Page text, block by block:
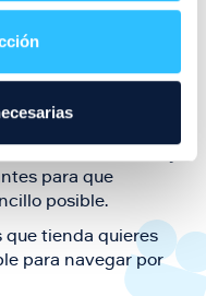
y shopping durante
de Puerto Venecia
para que
posible.
que tienda quieres
para navegar por